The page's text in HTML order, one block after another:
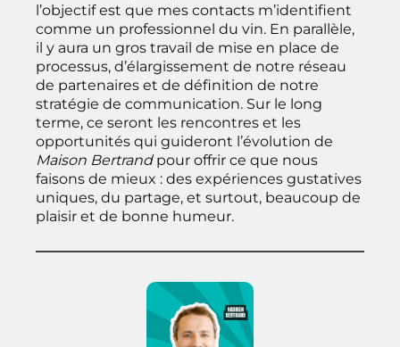
l’objectif est que mes contacts m’identifient
comme un professionnel du vin. En parallèle,
il y aura un gros travail de mise en place de
processus, d’élargissement de notre réseau
de partenaires et de définition de notre
stratégie de communication. Sur le long
terme, ce seront les rencontres et les
opportunités qui guideront l’évolution de
Maison Bertrandpour offrir ce que nous
faisons de mieux : des expériences gustatives
uniques, du partage, et surtout, beaucoup de
plaisir et de bonne humeur.